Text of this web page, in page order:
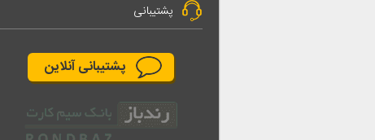
پشتیبانی
پشتیبانی آنلاین